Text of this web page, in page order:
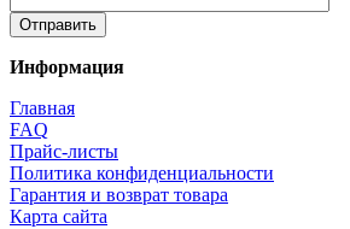
Информация
Главная
FAQ
Прайс-листы
Политика конфиденциальности
Гарантия и возврат товара
Карта сайта